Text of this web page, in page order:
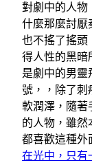
對劇中的人物
什麼那麼討厭
也不搖了搖頭
得人性的黑暗
是劇中的男靈
號，，除了刺
軟潤澤，隨著
的人物，雖然
都喜歡這種外
在光中，只有